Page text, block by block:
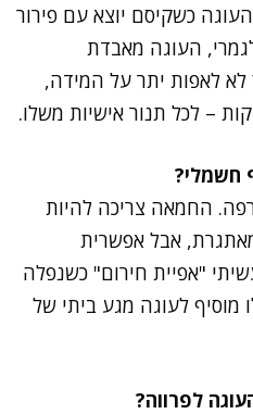
כשקיסם יוצא עם פירור
העוגה מאבדת
לאפות יתר על המידה,
החמאה צריכה להיות
אבל אפשרית
"אפיית חירום" כשנפלה
מוסיף לעוגה מגע ביתי של